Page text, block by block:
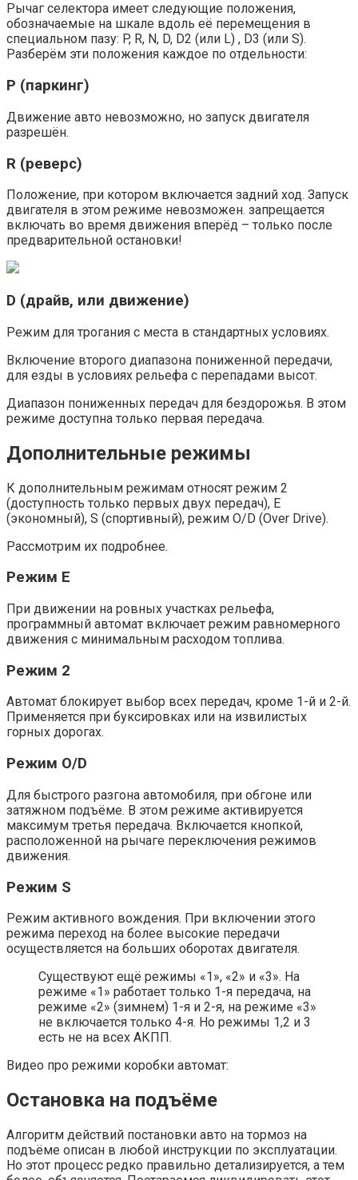
Рычаг селектора имеет следующие положения,
обозначаемые на шкале вдоль её перемещения в
специальном пазу: P, R, N, D, D2 (или L) , D3 (или S).
Разберём эти положения каждое по отдельности:
P (паркинг)
Движение авто невозможно, но запуск двигателя
разрешён.
R (реверс)
Положение, при котором включается задний ход. Запуск
двигателя в этом режиме невозможен. запрещается
включать во время движения вперёд – только после
предварительной остановки!
D (драйв, или движение)
Режим для трогания с места в стандартных условиях.
Включение второго диапазона пониженной передачи,
для езды в условиях рельефа с перепадами высот.
Диапазон пониженных передач для бездорожья. В этом
режиме доступна только первая передача.
Дополнительные режимы
К дополнительным режимам относят режим 2
(доступность только первых двух передач), Е
(экономный), S (спортивный), режим O/D (Over Drive).
Рассмотрим их подробнее.
Режим Е
При движении на ровных участках рельефа,
программный автомат включает режим равномерного
движения с минимальным расходом топлива.
Режим 2
Автомат блокирует выбор всех передач, кроме 1-й и 2-й.
Применяется при буксировках или на извилистых
горных дорогах.
Режим O/D
Для быстрого разгона автомобиля, при обгоне или
затяжном подъёме. В этом режиме активируется
максимум третья передача. Включается кнопкой,
расположенной на рычаге переключения режимов
движения.
Режим S
Режим активного вождения. При включении этого
режима переход на более высокие передачи
осуществляется на больших оборотах двигателя.
Существуют ещё режимы «1», «2» и «3». На
режиме «1» работает только 1-я передача, на
режиме «2» (зимнем) 1-я и 2-я, на режиме «3»
не включается только 4-я. Но режимы 1,2 и 3
есть не на всех АКПП.
Видео про режими коробки автомат:
Остановка на подъёме
Алгоритм действий постановки авто на тормоз на
подъёме описан в любой инструкции по эксплуатации.
Но этот процесс редко правильно детализируется, а тем